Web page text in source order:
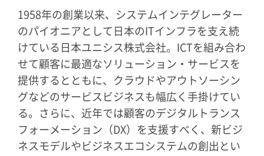
1958年の創業以来、システムインテグレーター
のパイオニアとして日本のITインフラを支え続
けている日本ユニシス株式会社。ICTを組み合わ
せて顧客に最適なソリューション・サービスを
提供するとともに、クラウドやアウトソーシン
グなどのサービスビジネスも幅広く手掛けてい
る。さらに、近年では顧客のデジタルトランス
フォーメーション（DX）を支援すべく、新ビジ
ネスモデルやビジネスエコシステムの創出とい